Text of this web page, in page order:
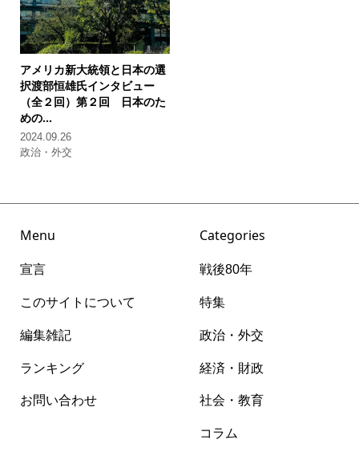
アメリカ新大統領と日本の選
択渡部恒雄氏インタビュー
（全２回） 第２回 日本のた
めの...
2024.09.26
政治・外交
Menu
宣言
このサイトについて
編集雑記
ランキング
お問い合わせ
Categories
戦後80年
特集
政治・外交
経済・財政
社会・教育
コラム